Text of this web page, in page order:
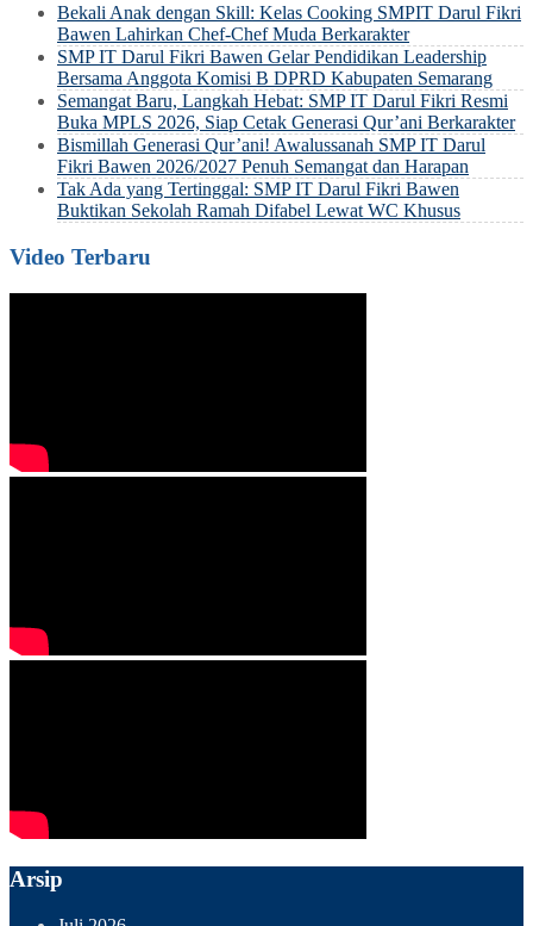
Bekali Anak dengan Skill: Kelas Cooking SMPIT Darul Fikri
Bawen Lahirkan Chef-Chef Muda Berkarakter
SMP IT Darul Fikri Bawen Gelar Pendidikan Leadership
Bersama Anggota Komisi B DPRD Kabupaten Semarang
Semangat Baru, Langkah Hebat: SMP IT Darul Fikri Resmi
Buka MPLS 2026, Siap Cetak Generasi Qur’ani Berkarakter
Bismillah Generasi Qur’ani! Awalussanah SMP IT Darul
Fikri Bawen 2026/2027 Penuh Semangat dan Harapan
Tak Ada yang Tertinggal: SMP IT Darul Fikri Bawen
Buktikan Sekolah Ramah Difabel Lewat WC Khusus
Video Terbaru
Arsip